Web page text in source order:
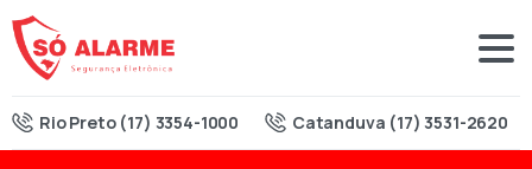
Rio Preto (17) 3354-1000 Catanduva (17) 3531-2620